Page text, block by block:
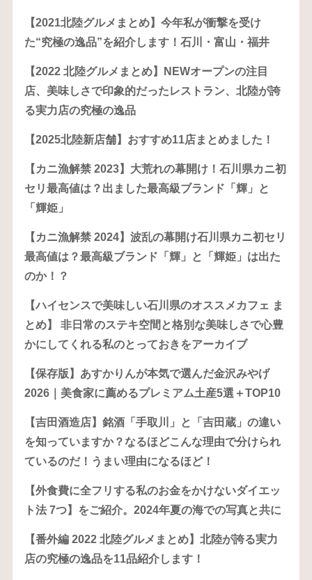
【2021北陸グルメまとめ】今年私が衝撃を受け
た“究極の逸品”を紹介します！石川・富山・福井
【2022 北陸グルメまとめ】NEWオープンの注目
店、美味しさで印象的だったレストラン、北陸が誇
る実力店の究極の逸品
【2025北陸新店舗】おすすめ11店まとめました！
【カニ漁解禁 2023】大荒れの幕開け！石川県カニ初
セリ最高値は？出ました最高級ブランド「輝」と
「輝姫」
【カニ漁解禁 2024】波乱の幕開け石川県カニ初セリ
最高値は？最高級ブランド「輝」と「輝姫」は出た
のか！？
【ハイセンスで美味しい石川県のオススメカフェ ま
とめ】 非日常のステキ空間と格別な美味しさで心豊
かにしてくれる私のとっておきをアーカイブ
【保存版】あすかりんが本気で選んだ金沢みやげ
2026｜美食家に薦めるプレミアム土産5選＋TOP10
【吉田酒造店】銘酒「手取川」と「吉田蔵」の違い
を知っていますか？なるほどこんな理由で分けられ
ているのだ！うまい理由になるほど！
【外食費に全フリする私のお金をかけないダイエッ
ト法 7つ】をご紹介。2024年夏の海での写真と共に
【番外編 2022 北陸グルメまとめ】北陸が誇る実力
店の究極の逸品を11品紹介します！